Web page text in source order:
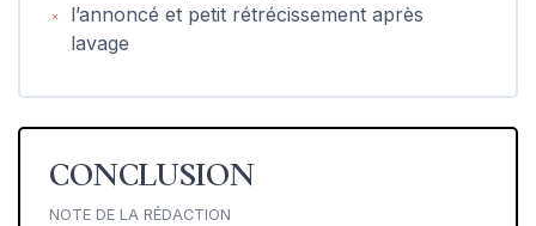
l’annoncé et petit rétrécissement après
lavage
CONCLUSION
NOTE DE LA RÉDACTION